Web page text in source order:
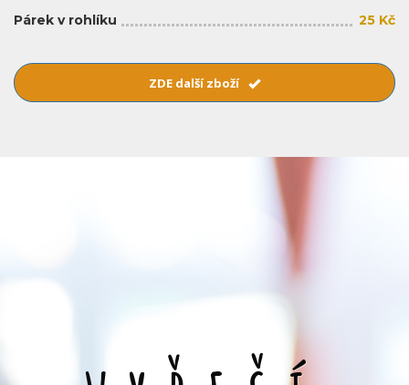
Párek v rohlíku 25 Kč
ZDE další zboží